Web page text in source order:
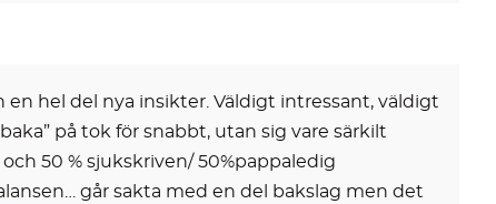
hel del nya insikter. Väldigt intressant, väldigt
på tok för snabbt, utan sig vare särkilt
50 % sjukskriven/ 50%pappaledig
går sakta med en del bakslag men det